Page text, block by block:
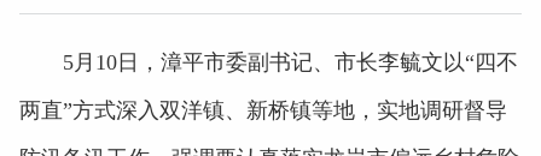
5月10日，漳平市委副书记、市长李毓文以“四不
两直”方式深入双洋镇、新桥镇等地，实地调研督导